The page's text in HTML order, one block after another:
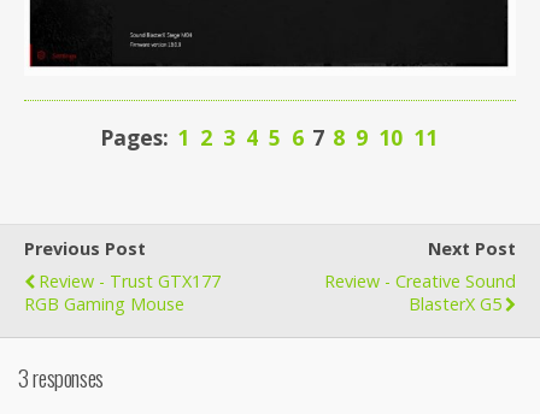
Pages: 1 2 3 4 5 6 7 8 9 10 11
Previous Post
Review - Trust GTX177
RGB Gaming Mouse
Next Post
Review - Creative Sound
BlasterX G5
3 responses